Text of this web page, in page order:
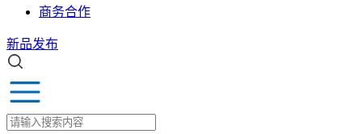
商务合作
新品发布